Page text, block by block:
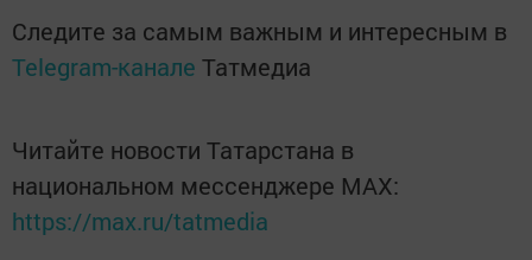
Следите за самым важным и интересным в
Telegram-канале Татмедиа
Читайте новости Татарстана в
национальном мессенджере MАХ:
https://max.ru/tatmedia